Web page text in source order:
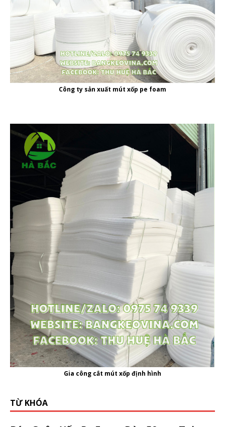
Công ty sản xuất mút xốp pe foam
Gia công cắt mút xốp định hình
TỪ KHÓA